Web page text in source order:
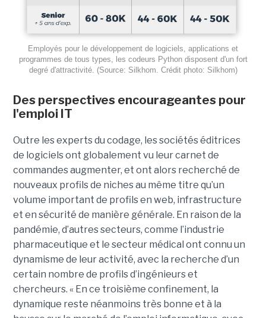
Employés pour le développement de logiciels, applications et
programmes de tous types, les codeurs Python disposent d'un fort
degré d'attractivité. (Source: Silkhom. Crédit photo: Silkhom)
Des perspectives encourageantes pour
l'emploi IT
Outre les experts du codage, les sociétés éditrices
de logiciels ont globalement vu leur carnet de
commandes augmenter, et ont alors recherché de
nouveaux profils de niches au même titre qu’un
volume important de profils en web, infrastructure
et en sécurité de manière générale. En raison de la
pandémie, d’autres secteurs, comme l’industrie
pharmaceutique et le secteur médical ont connu un
dynamisme de leur activité, avec la recherche d’un
certain nombre de profils d’ingénieurs et
chercheurs. « En ce troisième confinement, la
dynamique reste néanmoins très bonne et à la